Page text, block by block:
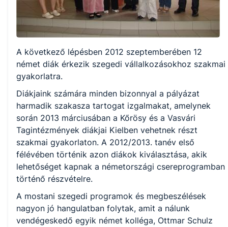
A következő lépésben 2012 szeptemberében 12
német diák érkezik szegedi vállalkozásokhoz szakmai
gyakorlatra.
Diákjaink számára minden bizonnyal a pályázat
harmadik szakasza tartogat izgalmakat, amelynek
során 2013 márciusában a Kőrösy és a Vasvári
Tagintézmények diákjai Kielben vehetnek részt
szakmai gyakorlaton. A 2012/2013. tanév első
félévében történik azon diákok kiválasztása, akik
lehetőséget kapnak a németországi csereprogramban
történő részvételre.
A mostani szegedi programok és megbeszélések
nagyon jó hangulatban folytak, amit a nálunk
vendégeskedő egyik német kolléga, Ottmar Schulz